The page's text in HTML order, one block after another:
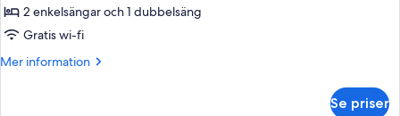
2
sovrum
luftkonditionering
2 enkelsängar och 1 dubbelsäng
Gratis wi-fi
Mer information
Mer
Se priser